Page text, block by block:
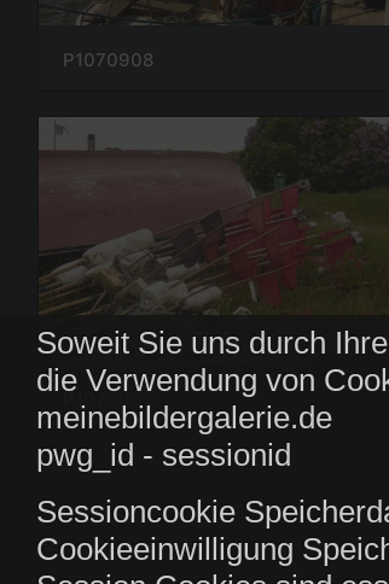
Soweit Sie uns durch
die Verwendung von
meinebildergalerie.de
pwg_id - sessionid
Sessioncookie
Cookieeinwilligung
P1070908
P1070992